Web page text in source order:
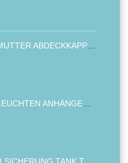
DIEBSTAHLSICHERUNG TANK TANKDECKEL DIESELTANK KRAFTSTOFFTANKDECKEL VERRIEGELUNG PASSEND FÜR LKW PKW TRAKTOREN BAGGER 80MM